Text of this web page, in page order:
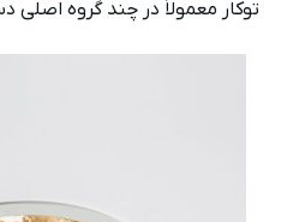
توکار معمولاً در چند گروه